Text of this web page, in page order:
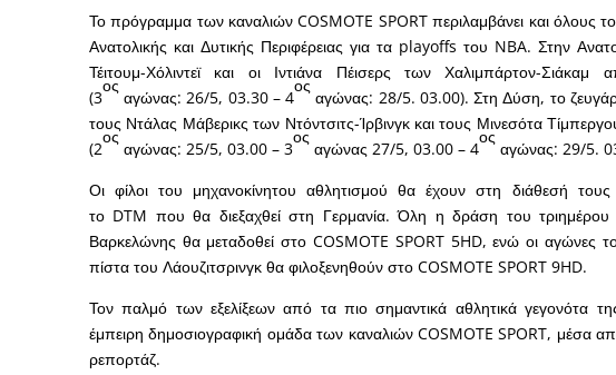
Το πρόγραμμα των καναλιών COSMOTE SPORT περιλαμβάνει και όλους
Ανατολικής και Δυτικής Περιφέρειας για τα playoffs του NBA. Στην
Τέιτουμ-Χόλιντεϊ και οι Ιντιάνα Πέισερς των Χαλιμπάρτον-Σιάκαμ
(3
ος
αγώνας: 26/5, 03.30 – 4
ος
αγώνας: 28/5. 03.00). Στη Δύση, το
τους Ντάλας Μάβερικς των Ντόντσιτς-Ίρβινγκ και τους Μινεσότα
(2
ος
αγώνας: 25/5, 03.00 – 3
ος
αγώνας 27/5, 03.00 – 4
ος
αγώνας: 29/5.
Οι φίλοι του μηχανοκίνητου αθλητισμού θα έχουν στη διάθεσή
το DTM που θα διεξαχθεί στη Γερμανία. Όλη η δράση του
Βαρκελώνης θα μεταδοθεί στο COSMOTE SPORT 5HD, ενώ οι αγώνες
πίστα του Λάουζιτσρινγκ θα φιλοξενηθούν στο COSMOTE SPORT 9HD.
Τον παλμό των εξελίξεων από τα πιο σημαντικά αθλητικά γεγονότα
έμπειρη δημοσιογραφική ομάδα των καναλιών COSMOTE SPORT, μέσα
ρεπορτάζ.